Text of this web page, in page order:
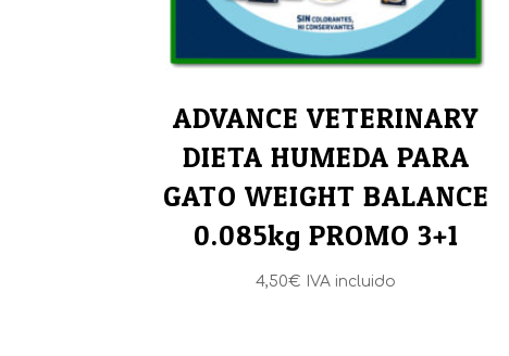
ADVANCE VETERINARY
DIETA HUMEDA PARA
GATO WEIGHT BALANCE
0.085kg PROMO 3+1
4,50€ IVA incluido